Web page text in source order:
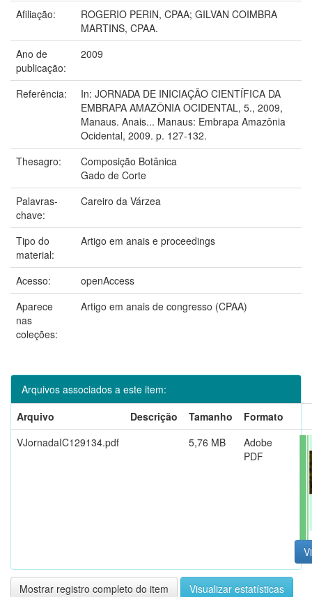
Afiliação:
ROGERIO PERIN, CPAA; GILVAN COIMBRA
MARTINS, CPAA.
Ano de
publicação:
2009
Referência:
In: JORNADA DE INICIAÇÃO CIENTÍFICA DA
EMBRAPA AMAZÔNIA OCIDENTAL, 5., 2009,
Manaus. Anais... Manaus: Embrapa Amazônia
Ocidental, 2009. p. 127-132.
Thesagro:
Composição Botânica
Gado de Corte
Palavras-
chave:
Careiro da Várzea
Tipo do
material:
Artigo em anais e proceedings
Acesso:
openAccess
Aparece
nas
coleções:
Artigo em anais de congresso (CPAA)
Arquivos associados a este item:
Arquivo
Descrição Tamanho
Formato
VJornadaIC129134.pdf
5,76 MB
Adobe
PDF
Mostrar registro completo do item Visualizar estatísticas